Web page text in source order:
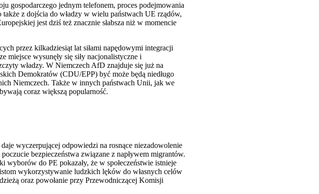
gospodarczego jednym telefonem, proces podejmowania
z dojścia do władzy w wielu państwach UE rządów,
jest dziś też znacznie słabsza niż w momencie
przez kilkadziesiąt lat siłami napędowymi integracji
wysunęły się siły nacjonalistyczne i
władzy. W Niemczech AfD znajduje się już na
Demokratów (CDU/EPP) być może będą niedługo
Niemczech. Także w innych państwach Unii, jak we
coraz większą popularność.
wyczerpującej odpowiedzi na rosnące niezadowolenie
bezpieczeństwa związane z napływem migrantów.
do PE pokazały, że w społeczeństwie istnieje
wykorzystywanie ludzkich lęków do własnych celów
oraz powołanie przy Przewodniczącej Komisji